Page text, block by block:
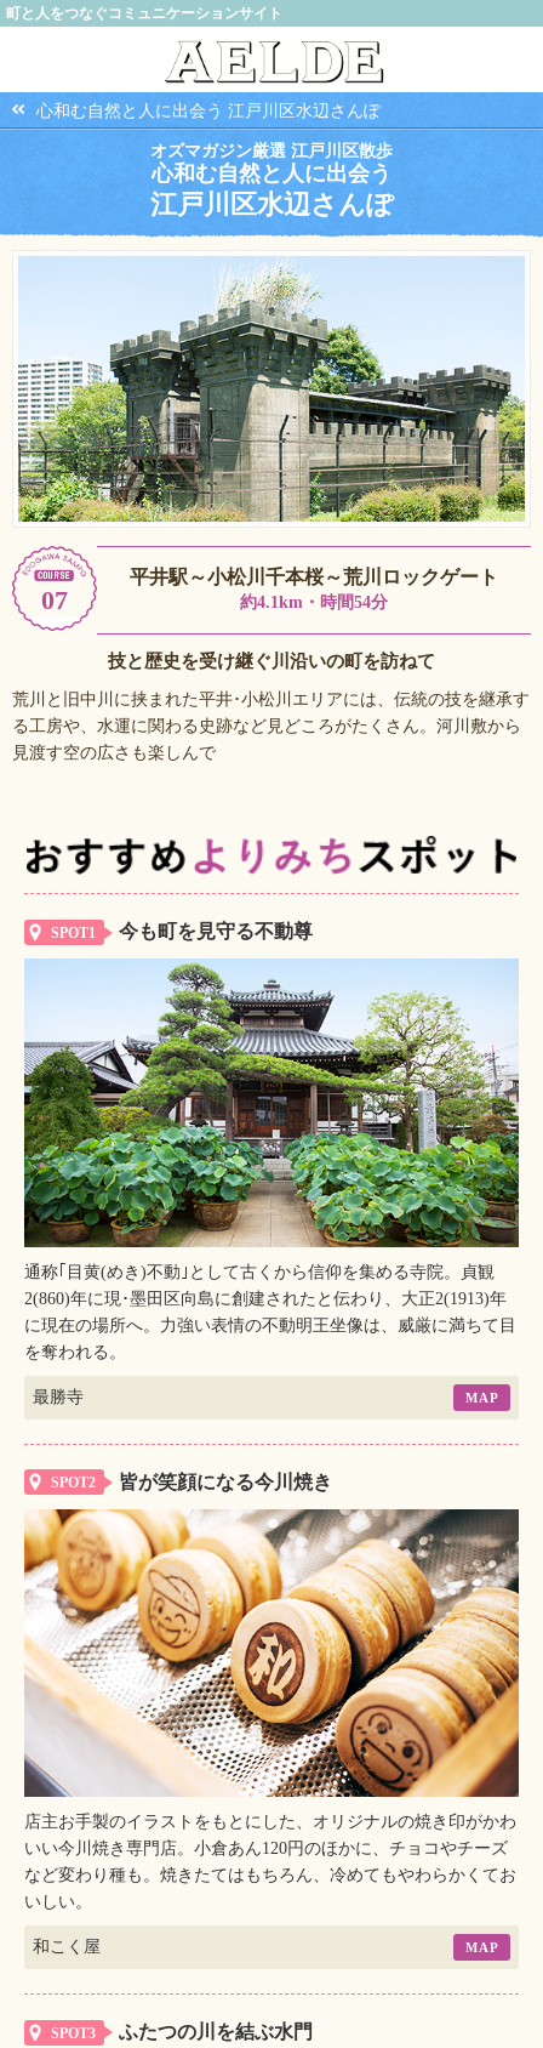
町と人をつなぐコミュニケーションサイト
心和む自然と人に出会う 江戸川区水辺さんぽ
オズマガジン厳選 江戸川区散歩
心和む自然と人に出会う
江戸川区水辺さんぽ
07
平井駅～小松川千本桜～荒川ロックゲート
約4.1km・時間54分
技と歴史を受け継ぐ川沿いの町を訪ねて
荒川と旧中川に挟まれた平井･小松川エリアには、伝統の技を継承す
る工房や、水運に関わる史跡など見どころがたくさん。河川敷から
見渡す空の広さも楽しんで
SPOT1 今も町を見守る不動尊
通称｢目黄(めき)不動｣として古くから信仰を集める寺院。貞観
2(860)年に現･墨田区向島に創建されたと伝わり、大正2(1913)年
に現在の場所へ。力強い表情の不動明王坐像は、威厳に満ちて目
を奪われる。
MAP
最勝寺
SPOT2 皆が笑顔になる今川焼き
店主お手製のイラストをもとにした、オリジナルの焼き印がかわ
いい今川焼き専門店。小倉あん120円のほかに、チョコやチーズ
など変わり種も。焼きたてはもちろん、冷めてもやわらかくてお
いしい。
MAP
和こく屋
SPOT3 ふたつの川を結ぶ水門